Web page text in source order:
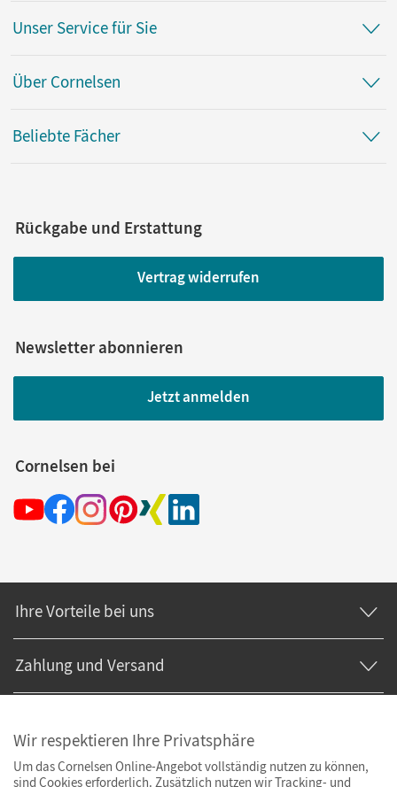
Unser Service für Sie
Über Cornelsen
Beliebte Fächer
Rückgabe und Erstattung
Vertrag widerrufen
Newsletter abonnieren
Jetzt anmelden
Cornelsen bei
Ihre Vorteile bei uns
Zahlung und Versand
Wir respektieren Ihre Privatsphäre
Um das Cornelsen Online-Angebot vollständig nutzen zu können,
sind Cookies erforderlich. Zusätzlich nutzen wir Tracking- und